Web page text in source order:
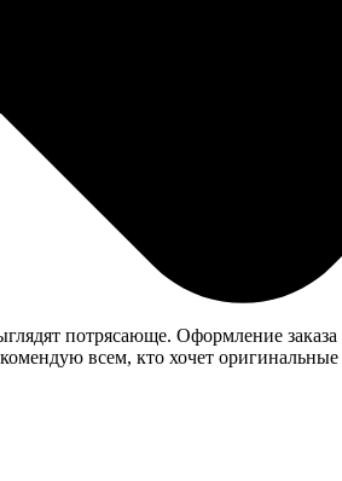
Процесс оформления
выполнены аккуратно и стильно.
потрясающе. Оформление заказа
всем, кто хочет